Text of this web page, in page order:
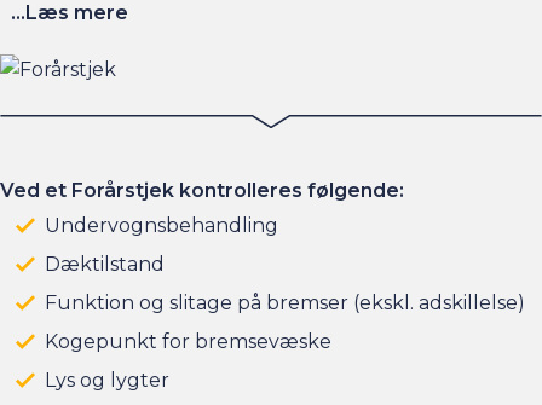
...Læs mere
Ved et Forårstjek kontrolleres følgende:
Undervognsbehandling
Dæktilstand
Funktion og slitage på bremser (ekskl. adskillelse)
Kogepunkt for bremsevæske
Lys og lygter